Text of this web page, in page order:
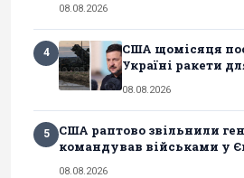
08.08.2026
4
США щомісяця
Україні ракети
08.08.2026
5
США раптово звільнили
командував військами у
08.08.2026